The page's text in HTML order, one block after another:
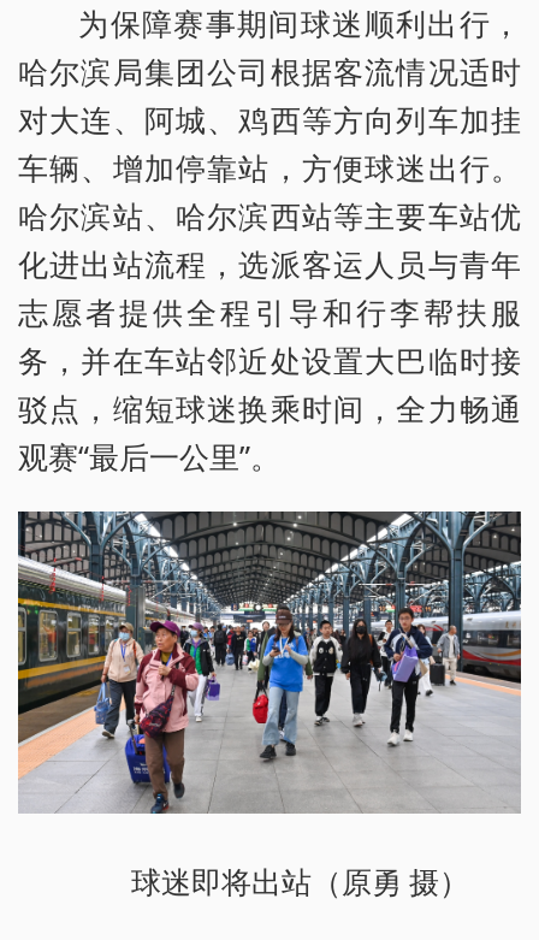
为保障赛事期间球迷顺利出行，
哈尔滨局集团公司根据客流情况适时
对大连、阿城、鸡西等方向列车加挂
车辆、增加停靠站，方便球迷出行。
哈尔滨站、哈尔滨西站等主要车站优
化进出站流程，选派客运人员与青年
志愿者提供全程引导和行李帮扶服
务，并在车站邻近处设置大巴临时接
驳点，缩短球迷换乘时间，全力畅通
观赛“最后一公里”。
球迷即将出站（原勇 摄）